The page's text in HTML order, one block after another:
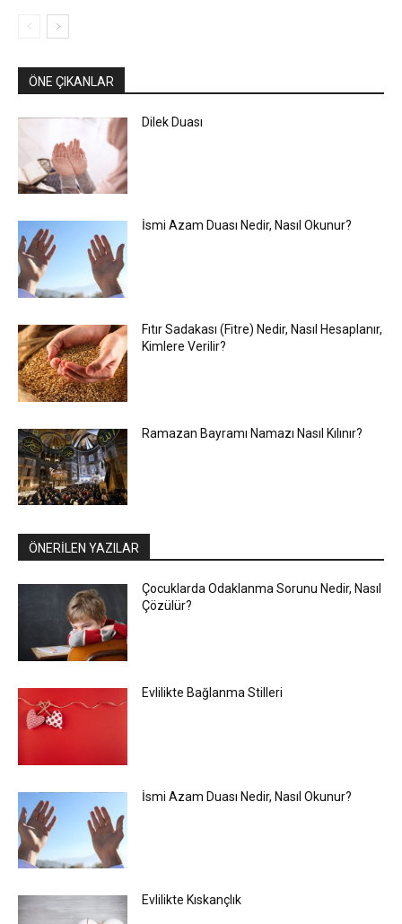
ÖNE ÇIKANLAR
Dilek Duası
İsmi Azam Duası Nedir, Nasıl Okunur?
Fıtır Sadakası (Fitre) Nedir, Nasıl Hesaplanır,
Kimlere Verilir?
Ramazan Bayramı Namazı Nasıl Kılınır?
ÖNERİLEN YAZILAR
Çocuklarda Odaklanma Sorunu Nedir, Nasıl
Çözülür?
Evlilikte Bağlanma Stilleri
İsmi Azam Duası Nedir, Nasıl Okunur?
Evlilikte Kıskançlık